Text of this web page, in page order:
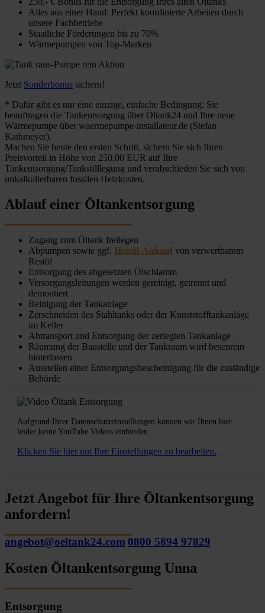
Alles aus einer Hand: Perfekt koordinierte Arbeiten durch
unsere Fachbetriebe
Staatliche Förderungen bis zu 70%
Wärmepumpen von Top-Marken
Jetzt Sonderbonus sichern!
* Dafür gibt es nur eine einzige, einfache Bedingung: Sie
beauftragen die Tankentsorgung über Öltank24 und Ihre neue
Wärmepumpe über waermepumpe-installateur.de (Stefan
Kathmeyer).
Machen Sie heute den ersten Schritt, sichern Sie sich Ihren
Preisvorteil in Höhe von 250,00 EUR auf Ihre
Tankentsorgung/Tankstilllegung und verabschieden Sie sich von
unkalkulierbaren fossilen Heizkosten.
Ablauf einer Öltankentsorgung
Zugang zum Öltank freilegen
Abpumpen sowie ggf. Heizöl-Ankauf von verwertbarem
Restöl
Entsorgung des abgesetzten Ölschlamm
Versorgungsleitungen werden gereinigt, getrennt und
demontiert
Reinigung der Tankanlage
Zerschneiden des Stahltanks oder der Kunststofftankanlage
im Keller
Abtransport und Entsorgung der zerlegten Tankanlage
Räumung der Baustelle und der Tankraum wird besenrein
hinterlassen
Ausstellen einer Entsorgungsbescheinigung für die zuständige
Behörde
Aufgrund Ihrer Datenschutzeinstellungen können wir Ihnen hier
leider keine YouTube Videos einbinden.
Klicken Sie hier um Ihre Einstellungen zu bearbeiten.
Jetzt Angebot für Ihre Öltankentsorgung
anfordern!
angebot@oeltank24.com 0800 5894 97829
Kosten Öltankentsorgung Unna
Entsorgung